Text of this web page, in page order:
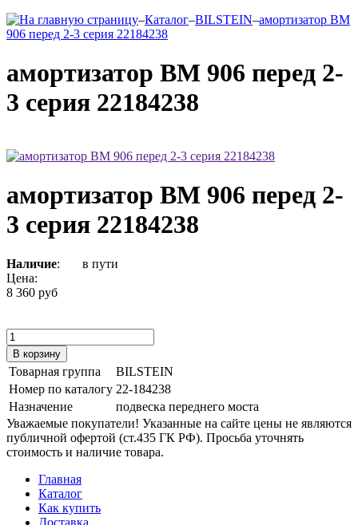
–Каталог–BILSTEIN–амортизатор ВМ
906 перед 2-3 серия 22184238
амортизатор ВМ 906 перед 2-
3 серия 22184238
амортизатор ВМ 906 перед 2-
3 серия 22184238
Наличие:
в пути
Цена:
8 360 руб
Товарная группа
BILSTEIN
Номер по каталогу 22-184238
Назначение
подвеска переднего моста
Уважаемые покупатели! Указанные на сайте цены не являются
публичной офертой (ст.435 ГК РФ). Просьба уточнять
стоимость и наличие товара.
Главная
Каталог
Как купить
Доставка